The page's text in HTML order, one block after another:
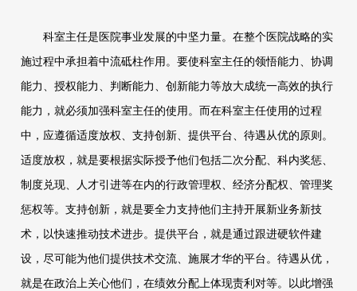
科室主任是医院事业发展的中坚力量。在整个医院战略的实
施过程中承担着中流砥柱作用。要使科室主任的领悟能力、协调
能力、授权能力、判断能力、创新能力等放大成统一高效的执行
能力，就必须加强科室主任的使用。而在科室主任使用的过程
中，应遵循适度放权、支持创新、提供平台、待遇从优的原则。
适度放权，就是要根据实际授予他们包括二次分配、科内奖惩、
制度兑现、人才引进等在内的行政管理权、经济分配权、管理奖
惩权等。支持创新，就是要全力支持他们主持开展新业务新技
术，以快速推动技术进步。提供平台，就是通过跟进硬软件建
设，尽可能为他们提供技术交流、施展才华的平台。待遇从优，
就是在政治上关心他们，在绩效分配上体现责利对等。以此增强